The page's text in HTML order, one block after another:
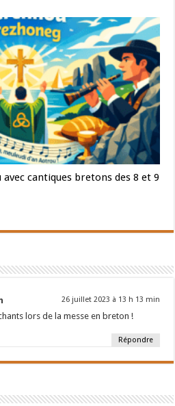
cantiques bretons des 8 et 9
26 juillet 2023 à 13 h 13 min
lors de la messe en breton !
Répondre